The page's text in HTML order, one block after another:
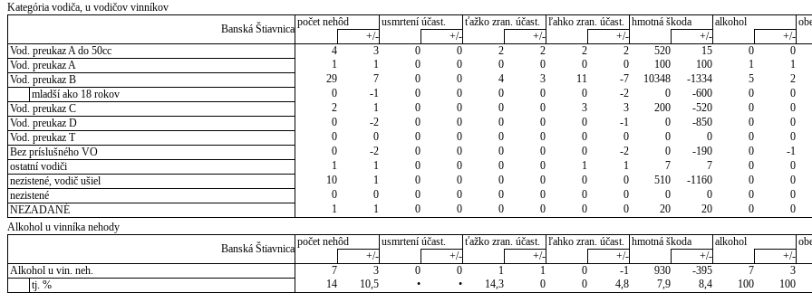
Kategória vodiča, u vodičov vinníkov
Banská Štiavnica
počet nehôd usmrtení účast. ťažko zran. účast. ľahko zran. účast. hmotná škoda alkohol
+/-
+/- +/- +/- +/- +/-
Vod. preukaz A do 50cc
4 3 0 0 2 2 2 2 520 15 0 0
Vod. preukaz A
1 1 0 0 0 0 0 0 100 100 1 1
Vod. preukaz B
29 7 0 0 4 3 11 -7 10348 -1334 5 2
mladší ako 18 rokov
0 -1 0 0 0 0 0 -2 0 -600 0 0
Vod. preukaz C
2 1 0 0 0 0 3 3 200 -520 0 0
Vod. preukaz D
0 -2 0 0 0 0 0 -1 0 -850 0 0
Vod. preukaz T
0 0 0 0 0 0 0 0 0 0 0 0
Bez príslušného VO
0 -2 0 0 0 0 0 -2 0 -190 0 -1
ostatní vodiči
1 1 0 0 0 0 1 1 7 7 0 0
nezistené, vodič ušiel
10 1 0 0 0 0 0 0 510 -1160 0 0
nezistené
0 0 0 0 0 0 0 0 0 0 0 0
NEZADANÉ
1 1 0 0 0 0 0 0 20 20 0 0
Alkohol u vinníka nehody
Banská Štiavnica
počet nehôd usmrtení účast. ťažko zran. účast. ľahko zran. účast. hmotná škoda alkohol
+/-
+/- +/- +/- +/- +/-
Alkohol u vin. neh.
7 3 0 0 1 1 0 -1 930 -395 7 3
tj. %
14 10,5 • • 14,3 0 0 4,8 7,9 8,4 100 100